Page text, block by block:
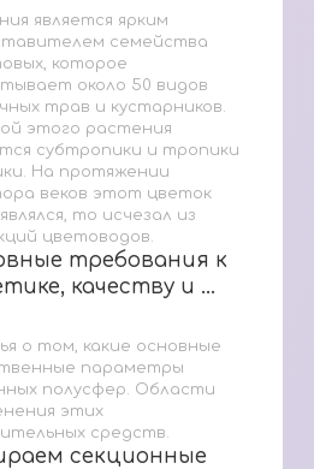
является ярким
семейства
которое
около 50 видов
трав и кустарников.
этого растения
субтропики и тропики
На протяжении
веков этот цветок
то исчезал из
цветоводов.
требования к
качеству и ...
требования к
качеству и ...
о том, какие основные
параметры
полусфер. Области
этих
средств.
секционные
секционные